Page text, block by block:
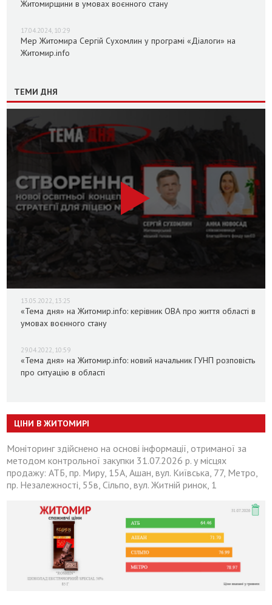
Житомирщини в умовах воєнного стану
17.04.2024, 10:29
Мер Житомира Сергій Сухомлин у програмі «Діалоги» на
Житомир.info
ТЕМИ ДНЯ
13.05.2022, 13:25
«Тема дня» на Житомир.info: керівник ОВА про життя області в
умовах воєнного стану
29.04.2022, 10:59
«Тема дня» на Житомир.info: новий начальник ГУНП розповість
про ситуацію в області
ЦІНИ В ЖИТОМИРІ
Моніторинг здійснено на основі інформації, отриманої за
методом контрольної закупки 31.07.2026 р. у місцях
продажу: АТБ, пр. Миру, 15А, Ашан, вул. Київська, 77, Метро,
пр. Незалежності, 55в, Сільпо, вул. Житній ринок, 1